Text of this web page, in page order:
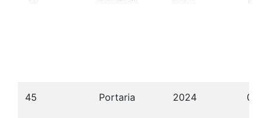
45 Portaria 2024 06/